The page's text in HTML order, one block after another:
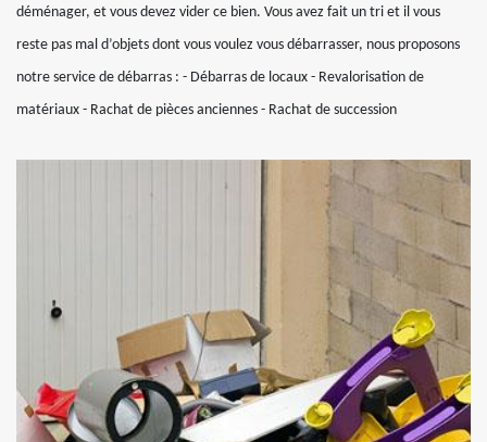
déménager, et vous devez vider ce bien. Vous avez fait un tri et il vous
reste pas mal d’objets dont vous voulez vous débarrasser, nous proposons
notre service de débarras : - Débarras de locaux - Revalorisation de
matériaux - Rachat de pièces anciennes - Rachat de succession